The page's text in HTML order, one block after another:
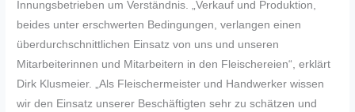
Innungsbetrieben um Verständnis. „Verkauf und Produktion,
beides unter erschwerten Bedingungen, verlangen einen
überdurchschnittlichen Einsatz von uns und unseren
Mitarbeiterinnen und Mitarbeitern in den Fleischereien“, erklärt
Dirk Klusmeier. „Als Fleischermeister und Handwerker wissen
wir den Einsatz unserer Beschäftigten sehr zu schätzen und